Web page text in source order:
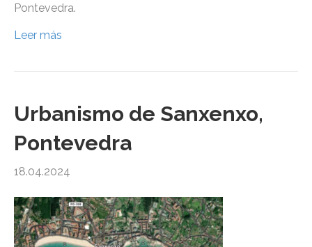
Pontevedra.
Leer más
Urbanismo de Sanxenxo,
Pontevedra
18.04.2024